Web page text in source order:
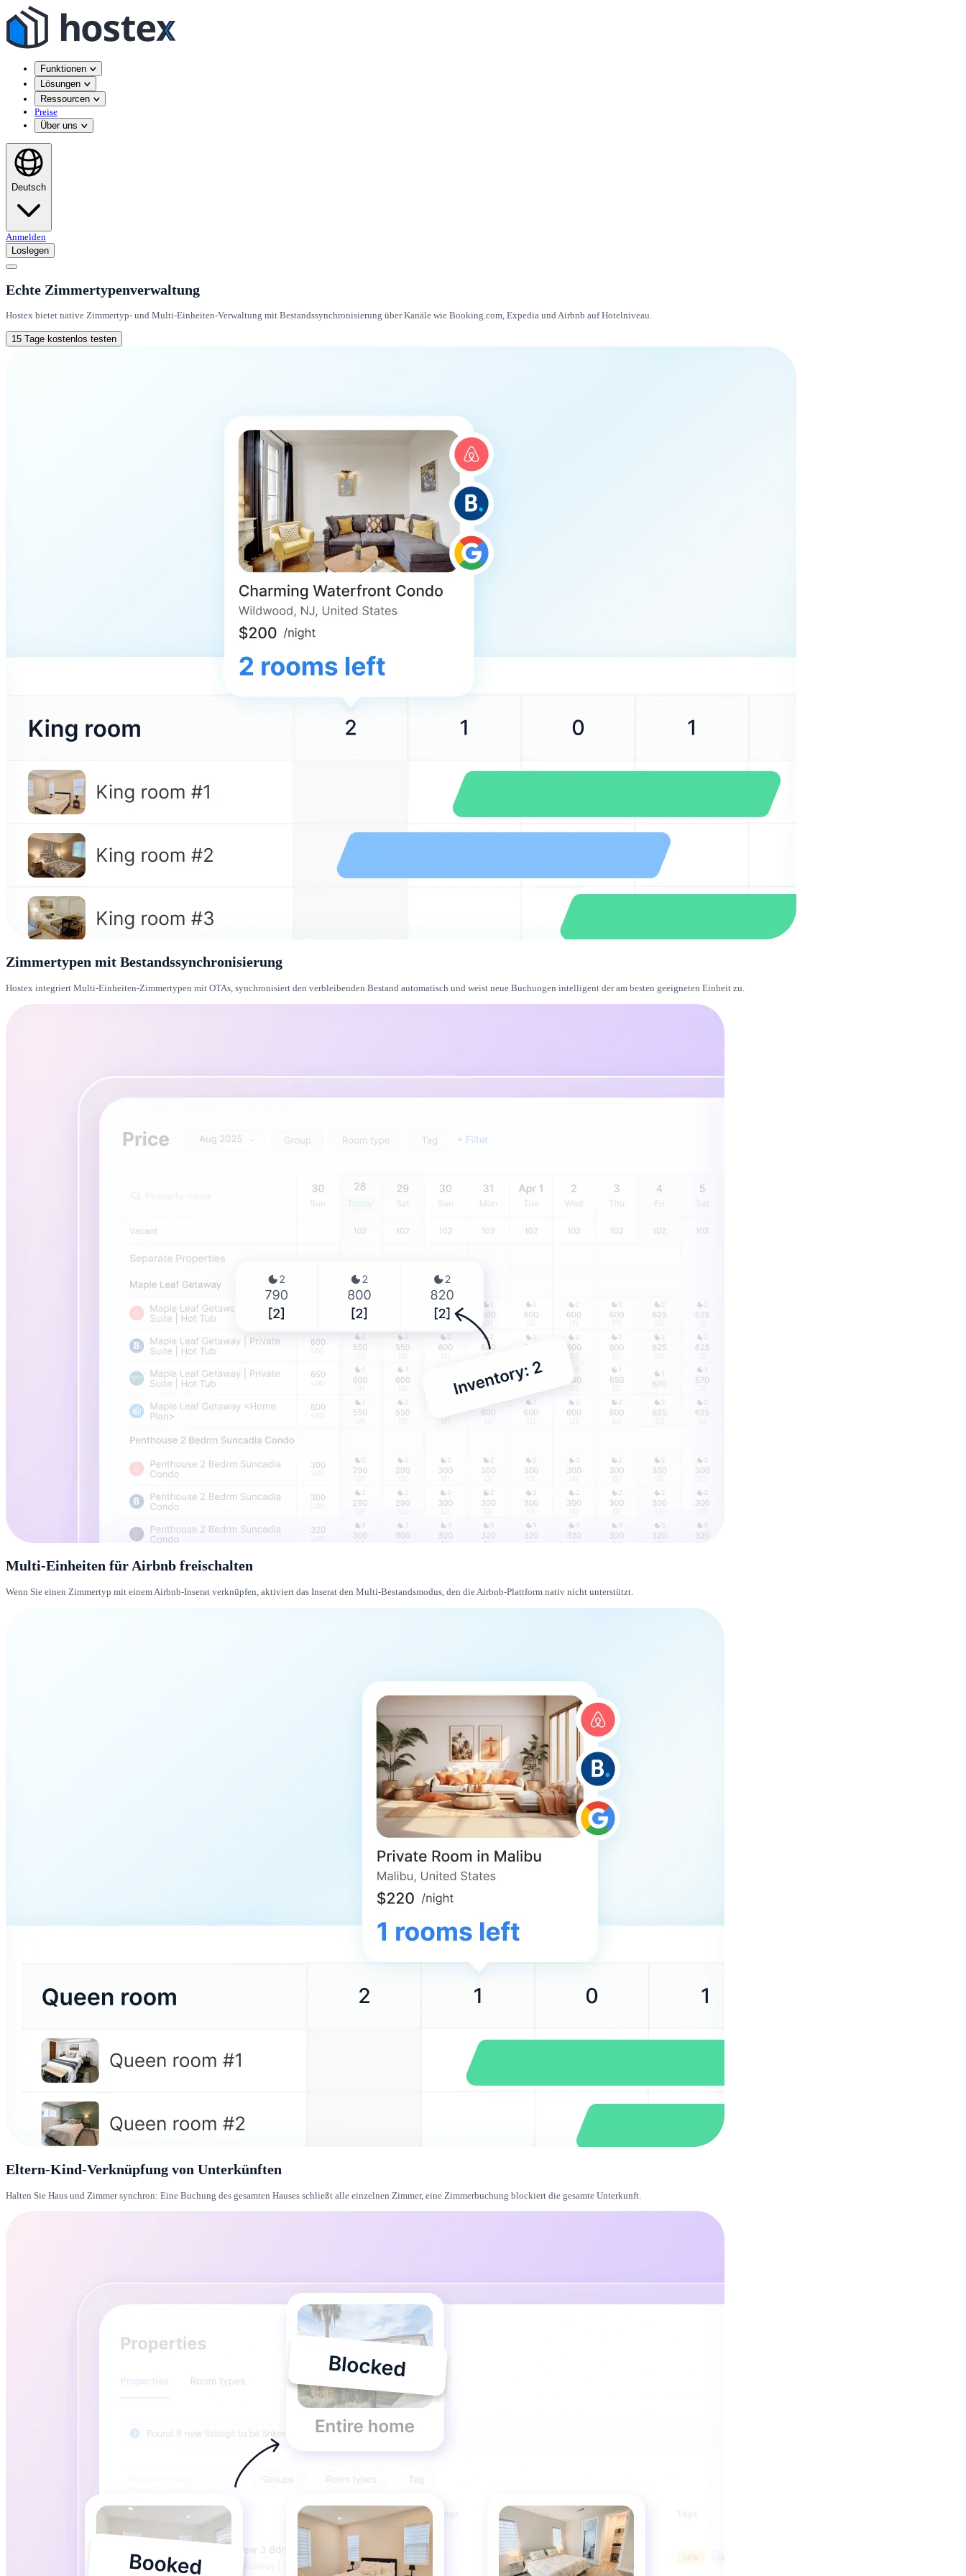
Funktionen
Lösungen
Ressourcen
Preise
Über uns
Deutsch
Anmelden
Loslegen
Echte Zimmertypenverwaltung
Hostex bietet native Zimmertyp- und Multi-Einheiten-Verwaltung mit Bestandssynchronisierung über Kanäle wie Booking.com, Expedia und Airbnb auf Hotelniveau.
15 Tage kostenlos testen
Zimmertypen mit Bestandssynchronisierung
Hostex integriert Multi-Einheiten-Zimmertypen mit OTAs, synchronisiert den verbleibenden Bestand automatisch und weist neue Buchungen intelligent der am besten geeigneten Einheit zu.
Multi-Einheiten für Airbnb freischalten
Wenn Sie einen Zimmertyp mit einem Airbnb-Inserat verknüpfen, aktiviert das Inserat den Multi-Bestandsmodus, den die Airbnb-Plattform nativ nicht unterstützt.
Eltern-Kind-Verknüpfung von Unterkünften
Halten Sie Haus und Zimmer synchron: Eine Buchung des gesamten Hauses schließt alle einzelnen Zimmer, eine Zimmerbuchung blockiert die gesamte Unterkunft.